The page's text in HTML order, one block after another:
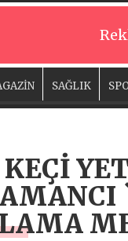
SAĞLIK